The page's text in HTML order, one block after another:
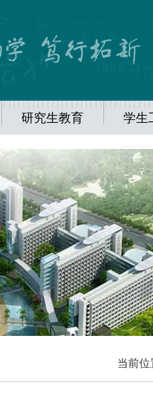
研究生教育 学生
当前位